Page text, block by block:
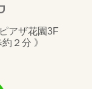
ピアザ花園3F
２分 》